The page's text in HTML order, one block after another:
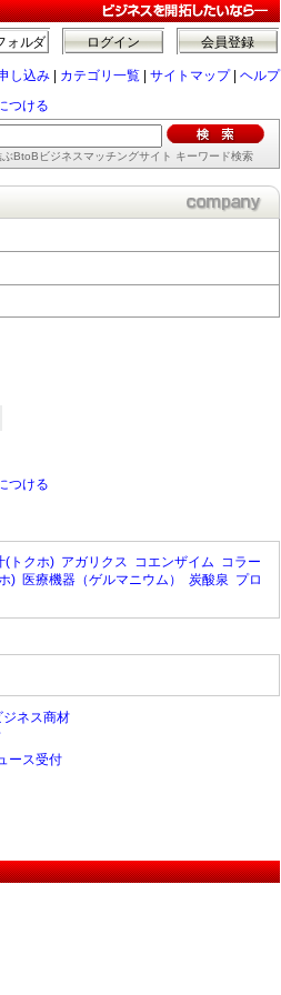
会員登録
ログイン
ォルダ
し込み カテゴリ一覧 サイトマップ| ヘルプ
つける
BtoBビジネスマッチングサイト キーワード検索
つける
(トクホ) アガリクス コエンザイム コラー
) 医療機器（ゲルマニウム） 炭酸泉 プロ
ジネス商材
ース受付